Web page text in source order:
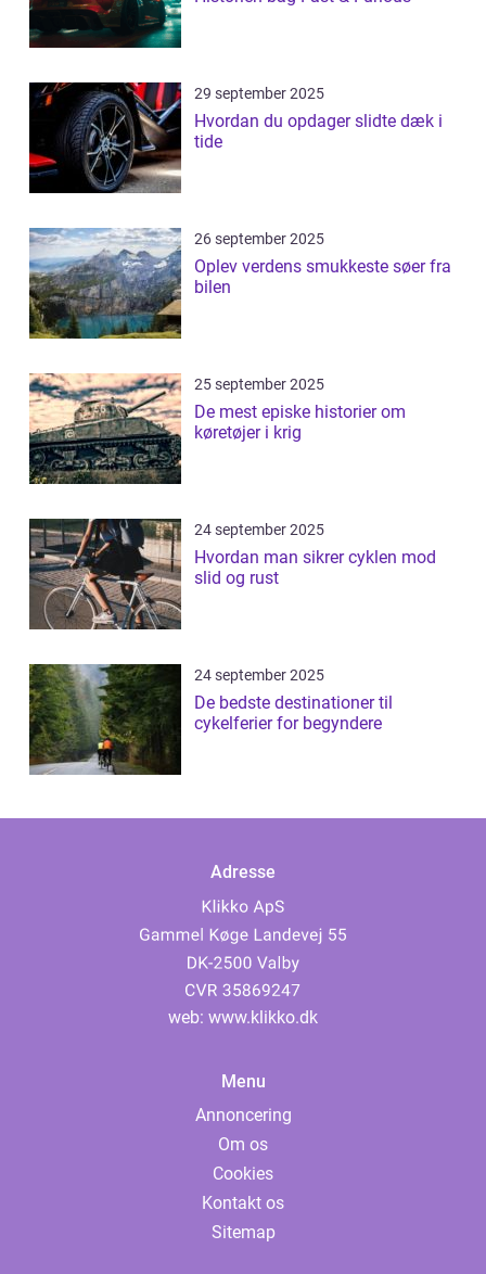
29 september 2025
Hvordan du opdager slidte dæk i
tide
26 september 2025
Oplev verdens smukkeste søer fra
bilen
25 september 2025
De mest episke historier om
køretøjer i krig
24 september 2025
Hvordan man sikrer cyklen mod
slid og rust
24 september 2025
De bedste destinationer til
cykelferier for begyndere
Adresse
web: www.klikko.dk
Menu
Annoncering
Om os
Cookies
Kontakt os
Sitemap